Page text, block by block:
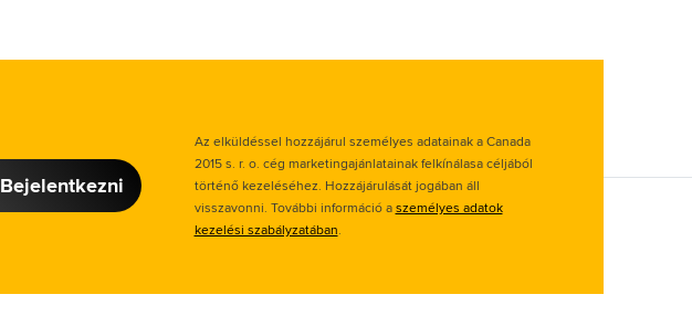
Bejelentkezni
Az elküldéssel hozzájárul személyes adatainak a Canada
2015 s. r. o. cég marketingajánlatainak felkínálasa céljából
történő kezeléséhez. Hozzájárulását jogában áll
visszavonni. További információ aszemélyes adatok
kezelési szabályzatában.